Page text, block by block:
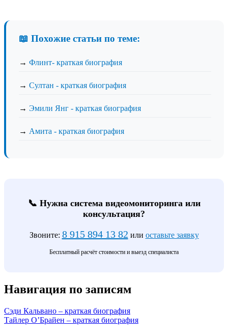
📖 Похожие статьи по теме:
→ Флинт- краткая биография
→ Султан - краткая биография
→ Эмили Янг - краткая биография
→ Амита - краткая биография
📞 Нужна система видеомониторинга или
консультация?
Звоните: 8 915 894 13 82 или оставьте заявку
Бесплатный расчёт стоимости и выезд специалиста
Навигация по записям
Сэди Кальвано – краткая биография
Тайлер О’Брайен – краткая биография